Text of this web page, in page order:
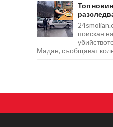
Топ
поискан
Мадан, съобщават